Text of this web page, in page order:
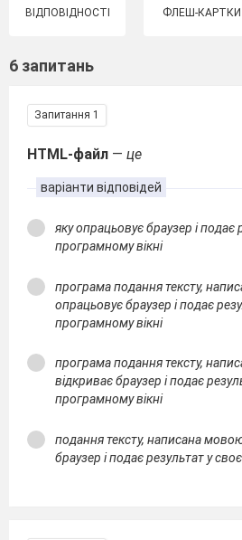
ВІДПОВІДНОСТІ ФЛЕШ-КАРТКИ
6 запитань
Запитання 1
HTML-файл — це
варіанти відповідей
яку опрацьовує браузер і подає
програмному вікні
програма подання тексту,
опрацьовує браузер і подає
програмному вікні
програма подання тексту,
відкриває браузер і подає
програмному вікні
подання тексту, написана
браузер і подає результат у